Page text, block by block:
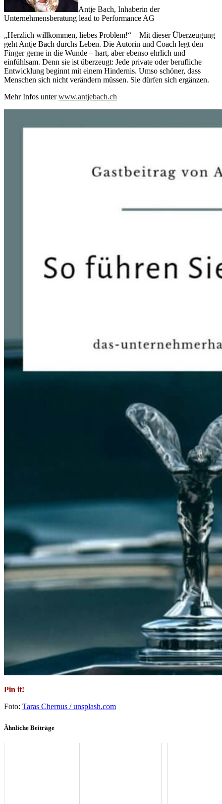
Antje Bach, Inhaberin der
Unternehmensberatung lead to Performance AG
„Herzlich willkommen, liebes Problem!“ – Mit dieser Überzeugung
geht Antje Bach durchs Leben. Die Autorin und Coach legt den
Finger gerne in die Wunde – hart, aber ebenso ehrlich und
einfühlsam. Denn sie ist überzeugt: Jede private oder berufliche
Entwicklung beginnt mit einem Hindernis. Umso schöner, dass
Menschen sich nicht verändern müssen. Sie dürfen sich ergänzen.
Mehr Infos unterwww.antjebach.ch
Pin it!
Foto: Taras Chernus / unsplash.com
Ähnliche Beiträge